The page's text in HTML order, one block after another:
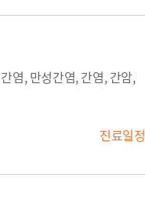
염, 만성간염, 간염, 간암,
진료일정